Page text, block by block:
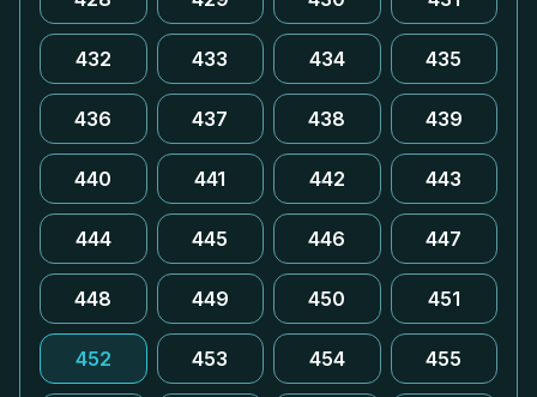
432 433 434 435
436 437 438 439
440 441 442 443
444 445 446 447
448 449 450 451
452 453 454 455